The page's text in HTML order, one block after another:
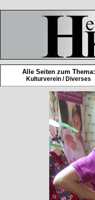
Alle Seiten zum Thema:
Kulturverein / Diverses